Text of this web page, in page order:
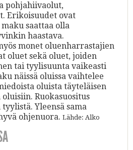
pohjahiivaolut,
Erikoisuudet ovat
saattaa olla
haastava.
monet oluenharrastajien
oluet sekä oluet, joiden
tai tyylisuunta vaikeasti
näissä oluissa vaihtelee
oluista täyteläisen
Ruokasuositus
Yleensä sama
ohjenuora. Lähde: Alko